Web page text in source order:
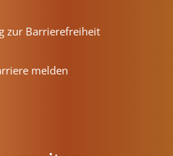
zur Barrierefreiheit
melden